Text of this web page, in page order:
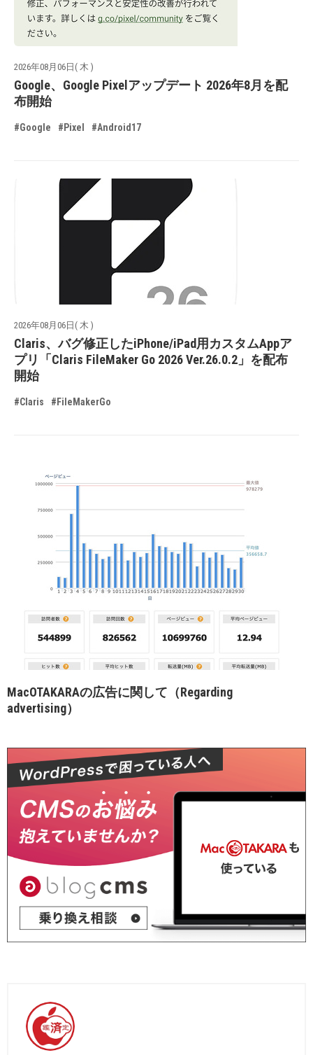
2026年08月06日( 木 )
Google、Google Pixelアップデート 2026年8月を配
布開始
#Google #Pixel #Android17
2026年08月06日( 木 )
Claris、バグ修正したiPhone/iPad用カスタムAppア
プリ「Claris FileMaker Go 2026 Ver.26.0.2」を配布
開始
#Claris #FileMakerGo
MacOTAKARAの広告に関して（Regarding
advertising）